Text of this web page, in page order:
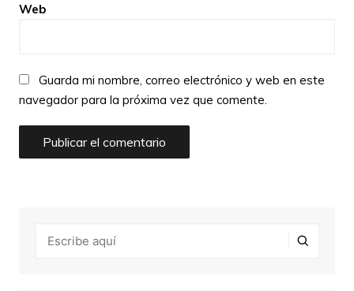
Web
Guarda mi nombre, correo electrónico y web en este
navegador para la próxima vez que comente.